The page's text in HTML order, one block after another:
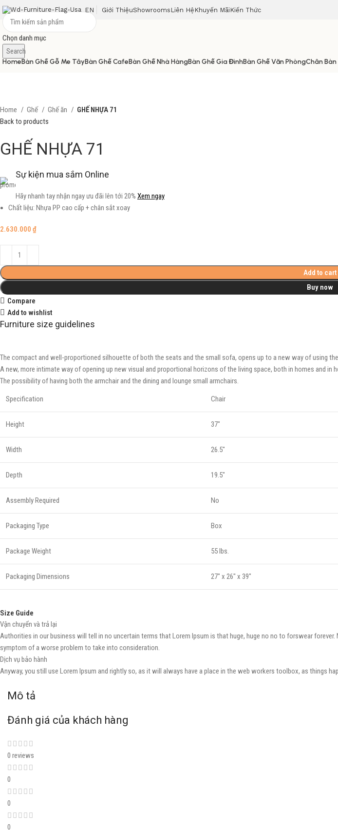
EN Giới ThiệuShowrooms Liên Hệ Khuyến Mãi Kiến Thức
Chọn danh mục
Search
HomeBàn Ghế Gỗ Me TâyBàn Ghế CafeBàn Ghế Nhà HàngBàn Ghế Gia ĐìnhBàn Ghế Văn PhòngChân
Home Ghế Ghế ăn
GHẾ NHỰA 71
Back to products
GHẾ NHỰA 71
Sự kiện mua sắm Online
Hãy nhanh tay nhận ngay ưu đãi lên tới 20%Xem ngay
Chất liệu: Nhựa PP cao cấp + chân sắt xoay
2.630.000₫
Add to cart
Buy now
Compare
Add to wishlist
Furniture size guidelines
The compact and well-proportioned silhouette of both the seats and the small sofa, opens up to a new way of using
A new, more intimate way of opening up new visual and proportional horizons of the living space, both in homes and in
The possibility of having both the armchair and the dining and lounge small armchairs.
Specification Chair
Height 37"
Width 26.5"
Depth 19.5"
Assembly Required No
Packaging Type Box
Package Weight 55 lbs.
Packaging Dimensions 27" x 26" x 39"
Size Guide
Vận chuyển và trả lại
Authorities in our business will tell in no uncertain terms that Lorem Ipsum is that huge, huge no no to forswear
symptom of a worse problem to take into consideration.
Dịch vụ bảo hành
Anyway, you still use Lorem Ipsum and rightly so, as it will always have a place in the web workers toolbox, as things
Mô tả
Đánh giá của khách hàng
0 reviews
0
0
0